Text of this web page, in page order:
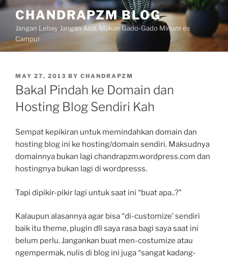
Skip
content
CHANDRAPZM BLOG
Jangan Lebay Jangan Asal. Makan Gado-Gado Minum es
Campur
POSTED
ON
MAY 27, 2013 BY CHANDRAPZM
Bakal Pindah ke Domain dan
Hosting Blog Sendiri Kah
Sempat kepikiran untuk memindahkan domain dan
hosting blog ini ke hosting/domain sendiri. Maksudnya
domainnya bukan lagi chandrapzm.wordpress.com dan
hostingnya bukan lagi di wordpresss.
Tapi dipikir-pikir lagi untuk saat ini “buat apa..?”
Kalaupun alasannya agar bisa “di-customize’ sendiri
baik itu theme, plugin dll saya rasa bagi saya saat ini
belum perlu. Jangankan buat men-costumize atau
ngempermak, nulis di blog ini juga “sangat kadang-